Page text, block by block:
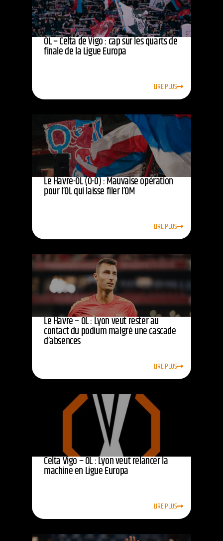
OL – Celta de Vigo : cap sur les quarts de
finale de la Ligue Europa
LIRE PLUS
Le Havre-OL (0-0) : Mauvaise opération
pour l’OL qui laisse filer l’OM
LIRE PLUS
Le Havre – OL : Lyon veut rester au
contact du podium malgré une cascade
d’absences
LIRE PLUS
Celta Vigo – OL : Lyon veut relancer la
machine en Ligue Europa
LIRE PLUS